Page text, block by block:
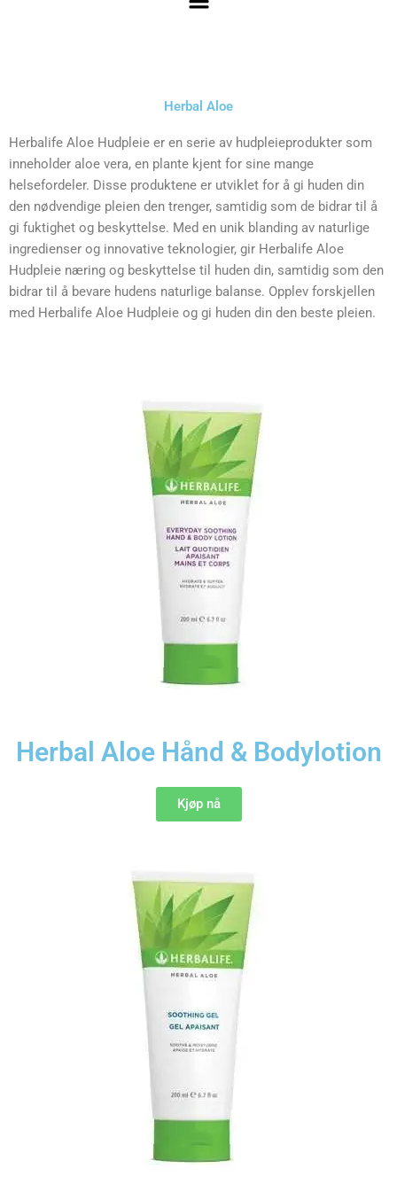
Herbal Aloe
Herbalife Aloe Hudpleie er en serie av hudpleieprodukter som
inneholder aloe vera, en plante kjent for sine mange
helsefordeler. Disse produktene er utviklet for å gi huden din
den nødvendige pleien den trenger, samtidig som de bidrar til å
gi fuktighet og beskyttelse. Med en unik blanding av naturlige
ingredienser og innovative teknologier, gir Herbalife Aloe
Hudpleie næring og beskyttelse til huden din, samtidig som den
bidrar til å bevare hudens naturlige balanse. Opplev forskjellen
med Herbalife Aloe Hudpleie og gi huden din den beste pleien.
Herbal Aloe Hånd & Bodylotion
Kjøp nå